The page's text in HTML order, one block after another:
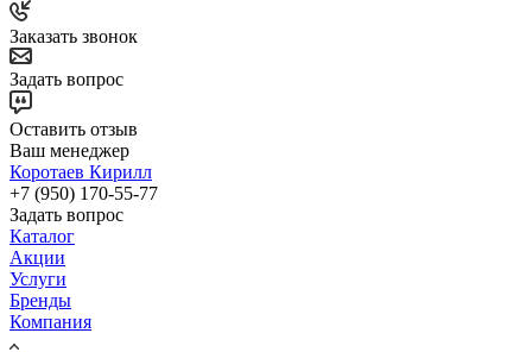
Заказать звонок
Задать вопрос
Оставить отзыв
Ваш менеджер
Коротаев Кирилл
+7 (950) 170-55-77
Задать вопрос
Каталог
Акции
Услуги
Бренды
Компания